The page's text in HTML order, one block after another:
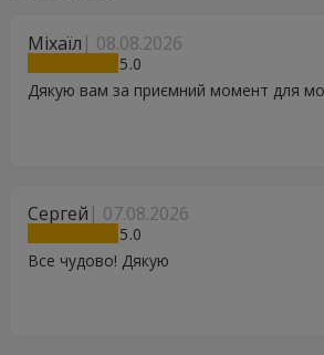
Міхаїл 08.08.2026
5
Дякую вам за приємний момент для
Сергей 07.08.2026
5
Все чудово! Дякую